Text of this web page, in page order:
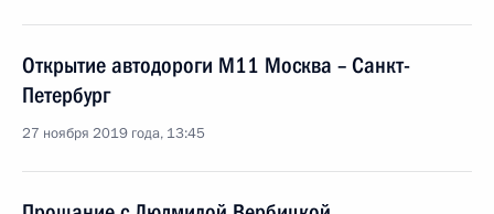
Открытие автодороги М11 Москва – Санкт-
Петербург
27 ноября 2019 года, 13:45